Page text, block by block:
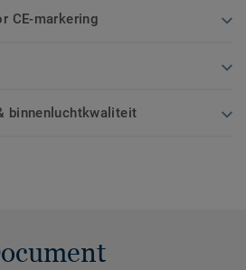
CE-markering
binnenluchtkwaliteit